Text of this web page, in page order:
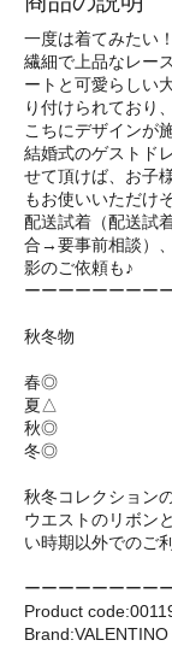
一度は着てみたい
繊細で上品なレー
ートと可愛らしい
り付けられており
こちにデザインが
結婚式のゲストド
せて頂けば、お子
もお使いいただけ
配送試着（配送試
合→要事前相談）
影のご依頼も♪
ーーーーーーーー
秋冬物
春◎
夏△
秋◎
冬◎
秋冬コレクション
ウエストのリボン
い時期以外でのご
ーーーーーーーー
Product